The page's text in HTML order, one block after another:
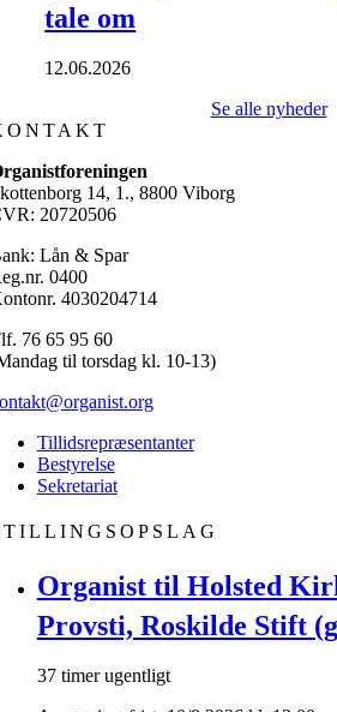
tale om
12.06.2026
Se alle nyheder
14, 1., 8800 Viborg
20720506
Lån & Spar
0400
4030204714
76 65 95 60
til torsdag kl. 10-13)
Tillidsrepræsentanter
Bestyrelse
Sekretariat
Organist til Holsted
Provsti, Roskilde Stift
37 timer ugentligt